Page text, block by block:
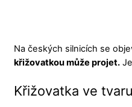
Na českých silnicích se
křižovatkou může projet.
Křižovatka ve